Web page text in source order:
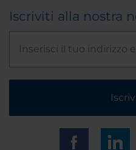
Iscriviti alla nostra